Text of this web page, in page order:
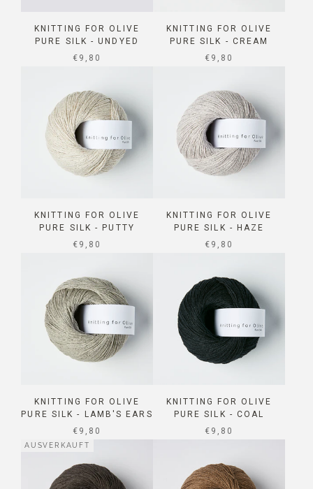
KNITTING FOR OLIVE
PURE SILK - UNDYED
SALE PRICE
€9,80
KNITTING FOR OLIVE
PURE SILK - CREAM
SALE PRICE
€9,80
KNITTING FOR OLIVE
PURE SILK - PUTTY
SALE PRICE
€9,80
KNITTING FOR OLIVE
PURE SILK - HAZE
SALE PRICE
€9,80
KNITTING FOR OLIVE
PURE SILK - LAMB'S EARS
SALE PRICE
€9,80
KNITTING FOR OLIVE
PURE SILK - COAL
SALE PRICE
€9,80
AUSVERKAUFT